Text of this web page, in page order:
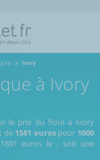
Jura Ivory
à Ivory
le prix du fioul à Ivory
de 1581 eurospour 1000
euros le, soit une